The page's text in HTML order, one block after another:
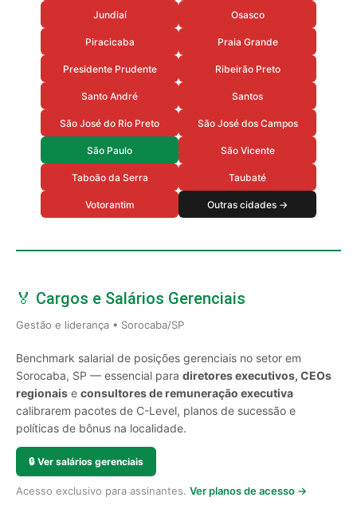
Jundiaí Osasco
Piracicaba Praia Grande
Presidente Prudente Ribeirão Preto
Santo André Santos
São José do Rio Preto São José dos Campos
São Paulo São Vicente
Taboão da Serra Taubaté
Votorantim Outras cidades →
🏅 Cargos e Salários Gerenciais
Gestão e liderança • Sorocaba/SP
Benchmark salarial de posições gerenciais no setor em
Sorocaba, SP — essencial para diretores executivos, CEOs
regionais e consultores de remuneração executiva
calibrarem pacotes de C-Level, planos de sucessão e
políticas de bônus na localidade.
🔒 Ver salários gerenciais
Acesso exclusivo para assinantes. Ver planos de acesso →